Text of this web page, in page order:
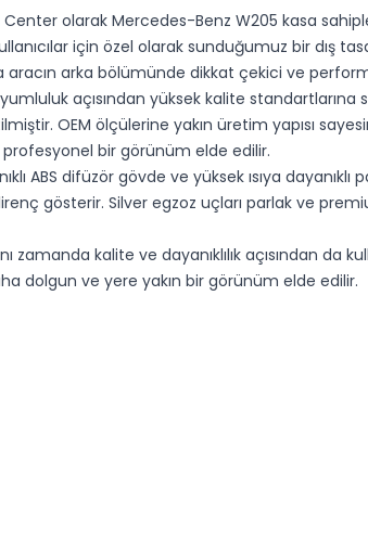
Center olarak Mercedes-Benz W205 kasa
için özel olarak sunduğumuz bir dış
arka bölümünde dikkat çekici ve
açısından yüksek kalite standartlarına
OEM ölçülerine yakın üretim yapısı
profesyonel bir görünüm elde edilir.
ABS difüzör gövde ve yüksek ısıya
gösterir. Silver egzoz uçları parlak ve
kalite ve dayanıklılık açısından da
dolgun ve yere yakın bir görünüm elde edilir.